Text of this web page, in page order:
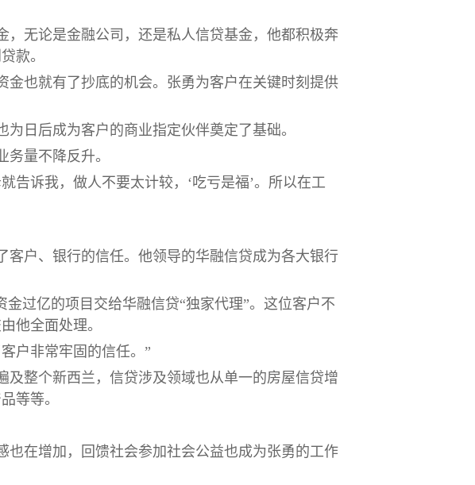
无论是金融公司，还是私人信贷基金，他都积极奔
款。
也就有了抄底的机会。张勇为客户在关键时刻提供
日后成为客户的商业指定伙伴奠定了基础。
量不降反升。
告诉我，做人不要太计较，‘吃亏是福’。所以在工
户、银行的信任。他领导的华融信贷成为各大银行
过亿的项目交给华融信贷“独家代理”。这位客户不
他全面处理。
户非常牢固的信任。”
整个新西兰，信贷涉及领域也从单一的房屋信贷增
等等。
在增加，回馈社会参加社会公益也成为张勇的工作